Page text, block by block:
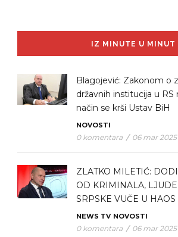
IZ MINUTE U MINUT
Blagojević: Zakonom o
državnih institucija u RS
način se krši Ustav BiH
NOVOSTI
0 komentara / 06 mar 2025
ZLATKO MILETIĆ:
OD KRIMINALA,
SRPSKE VUČE U HAOS
NEWS TV NOVOSTI
0 komentara / 06 mar 2025